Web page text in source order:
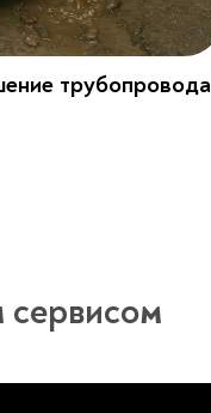
трубопровода
сервисом